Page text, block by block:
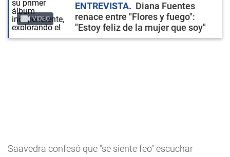
VIDEO
ENTREVISTA
Diana Fuentes
renace entre "Flores y fuego":
"Estoy feliz de la mujer que soy"
Saavedra confesó que "se siente feo" escuchar